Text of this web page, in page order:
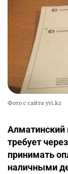
Фото с сайта yvi.kz
требует
принимать
наличными